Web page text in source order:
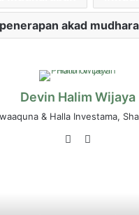
penerapan akad
Devin Halim Wijaya
& Halla Investama,
LinkedIn